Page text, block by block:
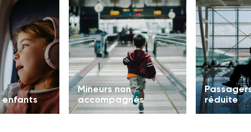
enfants
Mineurs non
accompagnés
réduite